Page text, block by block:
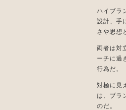
ハイブラ
設計、手
さや思想
両者は対
ーチに過
行為だ。
対極に見
は、ブラ
のだ。